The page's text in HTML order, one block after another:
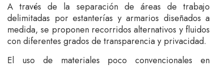
A través de la separación de áreas de trabajo
delimitadas por estanterías y armarios diseñados a
medida, se proponen recorridos alternativos y fluidos
con diferentes grados de transparencia y privacidad.
El uso de materiales poco convencionales en